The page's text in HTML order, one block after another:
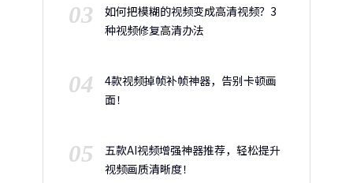
03
如何把模糊的视频变成高清视频？3
种视频修复高清办法
04
4款视频掉帧补帧神器，告别卡顿画
面！
05
五款AI视频增强神器推荐，轻松提升
视频画质清晰度！